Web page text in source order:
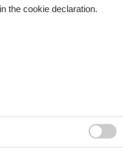
the cookie declaration.